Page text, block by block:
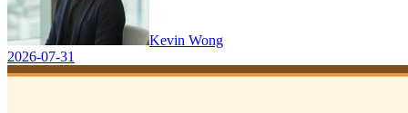
Kevin Wong
2026-07-31